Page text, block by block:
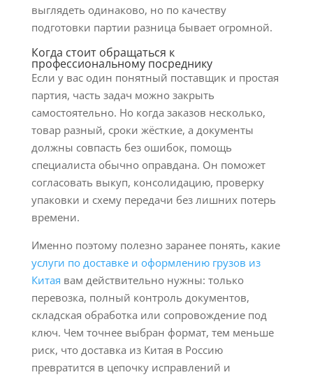
выглядеть одинаково, но по качеству
подготовки партии разница бывает огромной.
Когда стоит обращаться к
профессиональному посреднику
Если у вас один понятный поставщик и простая
партия, часть задач можно закрыть
самостоятельно. Но когда заказов несколько,
товар разный, сроки жёсткие, а документы
должны совпасть без ошибок, помощь
специалиста обычно оправдана. Он поможет
согласовать выкуп, консолидацию, проверку
упаковки и схему передачи без лишних потерь
времени.
Именно поэтому полезно заранее понять, какие
услуги по доставке и оформлению грузов из
Китая вам действительно нужны: только
перевозка, полный контроль документов,
складская обработка или сопровождение под
ключ. Чем точнее выбран формат, тем меньше
риск, что доставка из Китая в Россию
превратится в цепочку исправлений и